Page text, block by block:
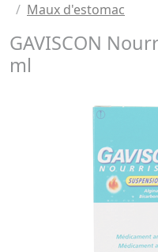
Maux d'estomac
GAVISCON
ml